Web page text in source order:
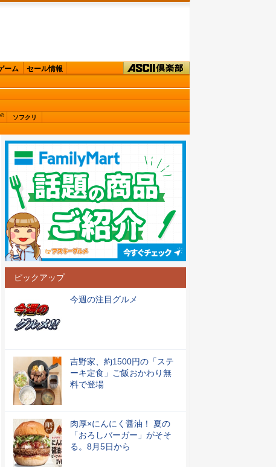
ーム セール情報
ソフクリ
ピックアップ
今週の注目グルメ
吉野家、約1500円の「ステ
ーキ定食」ご飯おかわり無
料で登場
肉厚×にんにく醤油！ 夏の
「おろしバーガー」がそそ
る。8月5日から